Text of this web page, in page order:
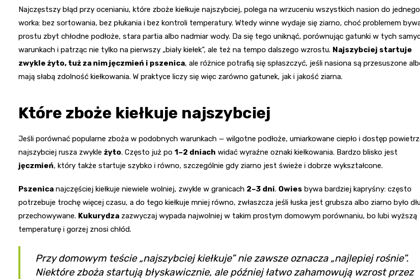
Najczęstszy błąd przy ocenianiu, które zboże kiełkuje najszybciej, polega na wrzuceniu wszystkich nasion do jednego
worka: bez sortowania, bez płukania i bez kontroli temperatury. Wtedy winne wydaje się ziarno, choć problemem
prostu zbyt chłodne podłoże, stara partia albo nadmiar wody. Da się tego uniknąć, porównując gatunki w tych
warunkach i patrząc nie tylko na pierwszy „biały kiełek”, ale też na tempo dalszego wzrostu. Najszybciej startuje
zwykle żyto, tuż za nim jęczmień i pszenica, ale różnice potrafią się spłaszczyć, jeśli nasiona są przesuszone
mają słabą zdolność kiełkowania. W praktyce liczy się więc zarówno gatunek, jak i jakość ziarna.
Które zboże kiełkuje najszybciej
Jeśli porównać popularne zboża w podobnych warunkach — wilgotne podłoże, umiarkowane ciepło i dostęp
najszybciej rusza zwykle żyto. Często już po 1–2 dniach widać wyraźne oznaki kiełkowania. Bardzo blisko jest
jęczmień, który także startuje szybko i równo, szczególnie gdy ziarno jest świeże i dobrze wykształcone.
Pszenica najczęściej kiełkuje niewiele wolniej, zwykle w granicach 2–3 dni. Owies bywa bardziej kapryśny: często
potrzebuje trochę więcej czasu, a do tego kiełkuje mniej równo, zwłaszcza jeśli łuska jest grubsza albo ziarno było
przechowywane. Kukurydza zazwyczaj wypada najwolniej w takim prostym domowym porównaniu, bo lubi wyższą
temperaturę i gorzej znosi chłód.
Przy domowym teście „najszybciej kiełkuje” nie zawsze oznacza „najlepiej rośnie”.
Niektóre zboża startują błyskawicznie, ale później łatwo zahamowują wzrost przez